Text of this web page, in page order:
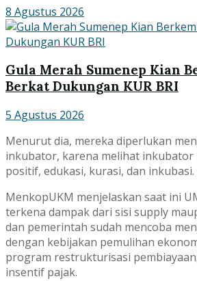
8 Agustus 2026
Gula Merah Sumenep Kian
Berkat Dukungan KUR BRI
5 Agustus 2026
Menurut dia, mereka diperlukan
inkubator, karena melihat inkubator
positif, edukasi, kurasi, dan inkubasi.
MenkopUKM menjelaskan saat ini
terkena dampak dari sisi supply
dan pemerintah sudah mencoba
dengan kebijakan pemulihan
program restrukturisasi
insentif pajak.